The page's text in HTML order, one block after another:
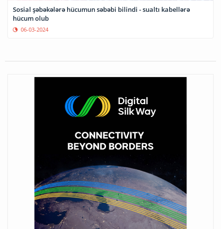
Sosial şəbəkələrə hücumun səbəbi bilindi - sualtı kabellərə
hücum olub
06-03-2024